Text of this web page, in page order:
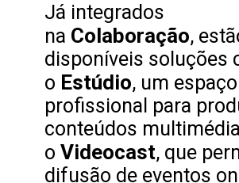
Já integrados
na Colaboração,
disponíveis soluções
o Estúdio, um espaço
profissional para
conteúdos
o Videocast, que
difusão de eventos